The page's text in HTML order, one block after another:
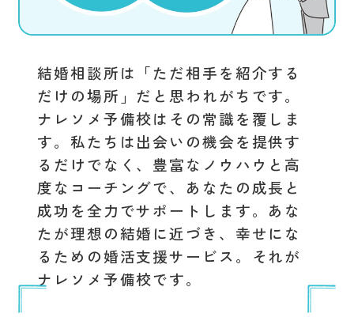
結婚相談所は「ただ相手を紹介する
だけの場所」だと思われがちです。
ナレソメ予備校はその常識を覆しま
す。私たちは出会いの機会を提供す
るだけでなく、豊富なノウハウと高
度なコーチングで、あなたの成長と
成功を全力でサポートします。あな
たが理想の結婚に近づき、幸せにな
るための婚活支援サービス。それが
ナレソメ予備校です。